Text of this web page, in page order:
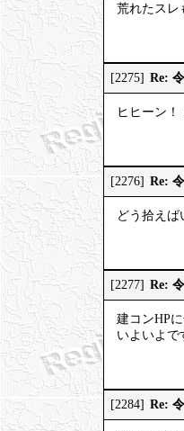
荒れたスレ
[2275] Re:
ヒヒーン！
[2276] Re:
どう拾え
[2277] Re:
建コンHP
いよいよで
[2284] Re: